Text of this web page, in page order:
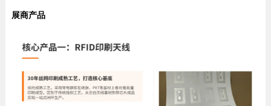
展商产品